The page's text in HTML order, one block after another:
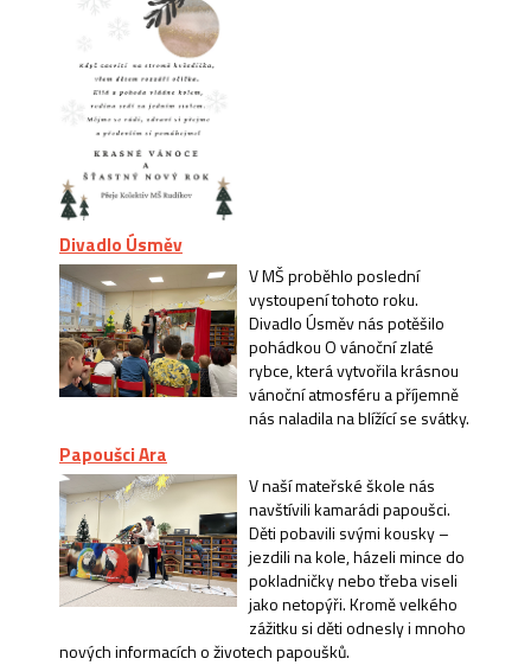
Divadlo Úsměv
V MŠ proběhlo poslední
vystoupení tohoto roku.
Divadlo Úsměv nás potěšilo
pohádkou O vánoční zlaté
rybce, která vytvořila krásnou
vánoční atmosféru a příjemně
nás naladila na blížící se svátky.
Papoušci Ara
V naší mateřské škole nás
navštívili kamarádi papoušci.
Děti pobavili svými kousky –
jezdili na kole, házeli mince do
pokladničky nebo třeba viseli
jako netopýři. Kromě velkého
zážitku si děti odnesly i mnoho
nových informacích o životech papoušků.